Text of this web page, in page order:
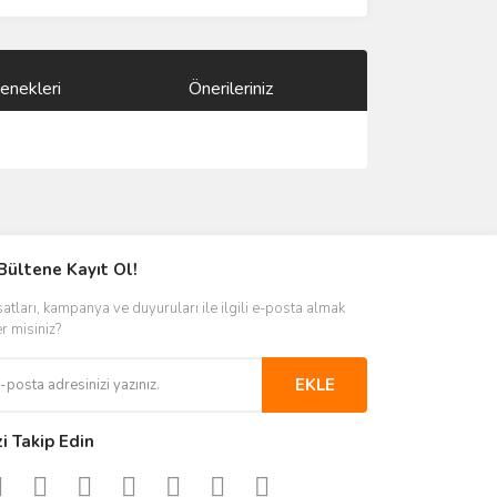
Önerileriniz
Kayıt Ol!
kampanya ve duyuruları ile ilgili e-posta almak
misiniz?
EKLE
Takip Edin